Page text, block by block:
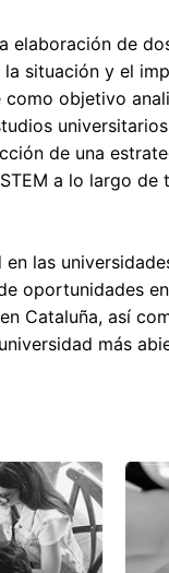
elaboración de
situación y el
como objetivo
universitarios
de una
a lo largo de
las
oportunidades
Cataluña, así
más